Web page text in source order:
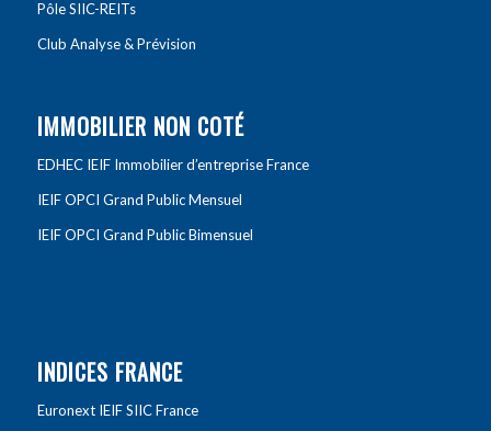
Pôle SIIC-REITs
Club Analyse & Prévision
IMMOBILIER NON COTÉ
EDHEC IEIF Immobilier d’entreprise France
IEIF OPCI Grand Public Mensuel
IEIF OPCI Grand Public Bimensuel
INDICES FRANCE
Euronext IEIF SIIC France